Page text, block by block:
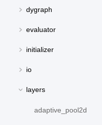
dygraph
evaluator
initializer
io
layers
adaptive_pool2d